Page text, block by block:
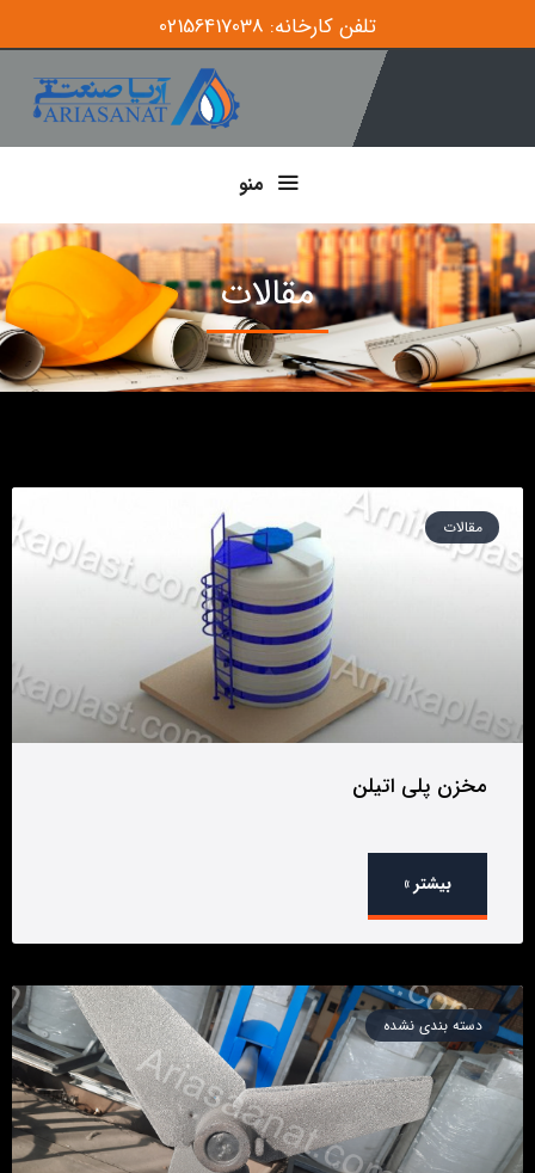
تلفن کارخانه: 02156417038
منو
مقالات
مقالات
مخزن پلی اتیلن
بیشتر »
دسته بندی نشده